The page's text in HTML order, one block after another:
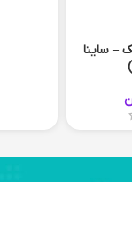
– ساینا